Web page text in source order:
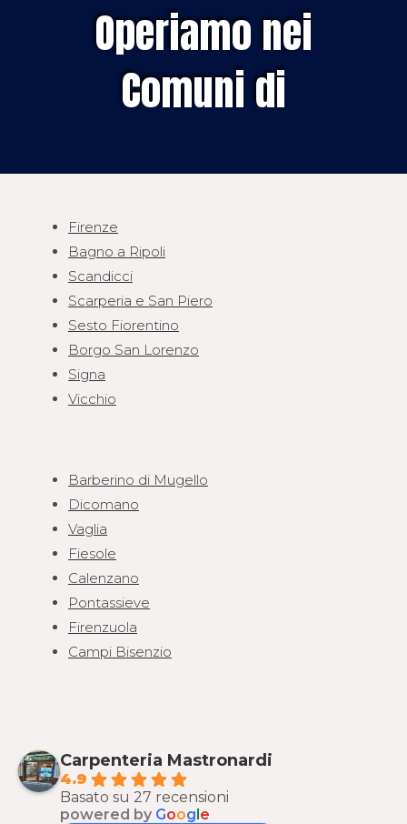
Operiamo nei
Comuni di
Firenze
Bagno a Ripoli
Scandicci
Scarperia e San Piero
Sesto Fiorentino
Borgo San Lorenzo
Signa
Vicchio
Barberino di Mugello
Dicomano
Vaglia
Fiesole
Calenzano
Pontassieve
Firenzuola
Campi Bisenzio
Carpenteria Mastronardi
4.9
Basato su 27 recensioni
powered by Google